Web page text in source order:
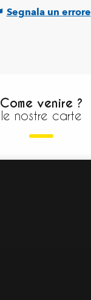
Segnala un errore
Come venire ?
le nostre carte